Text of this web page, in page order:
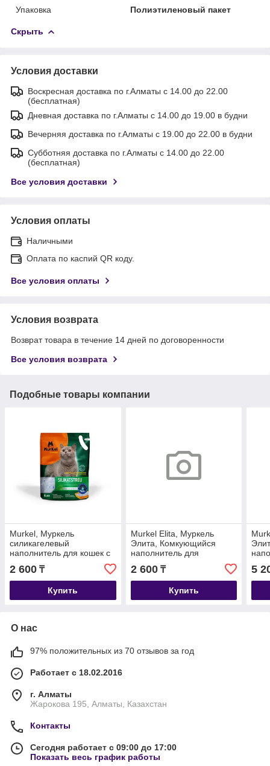
Упаковка Полиэтиленовый пакет
Скрыть
Условия доставки
Воскресная доставка по г.Алматы с 14.00 до 22.00
(бесплатная)
Дневная доставка по г.Алматы с 14.00 до 19.00 в будни
Вечерняя доставка по г.Алматы с 19.00 до 22.00 в будни
Субботняя доставка по г.Алматы с 14.00 до 22.00
(бесплатная)
Все условия доставки
Условия оплаты
Наличными
Оплата по каспий QR коду.
Все условия оплаты
Условия возврата
Возврат товара в течение 14 дней по договоренности
Все условия возврата
Подобные товары компании
Murkel, Муркель
силикагелевый
наполнитель для кошек с
ароматом скошенной
травы, уп. 4л (1,8кг)
2 600 ₸
Купить
Murkel Elita, Муркель
Элита, Комкующийся
наполнитель для
кошачьего туалета с
ароматом лимона, уп.5л
(4 кг.)
2 600₸
Купить
(8
5
О нас
97% положительных из 70 отзывов за год
Работает с 18.02.2016
г. Алматы
Жарокова 195, Алматы, Казахстан
Контакты
Сегодня работает с 09:00 до 17:00
Показать весь график работы